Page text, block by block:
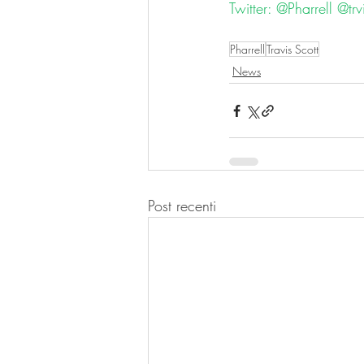
Twitter: @Pharrell
PharrellTravis Scott
News
Post recenti